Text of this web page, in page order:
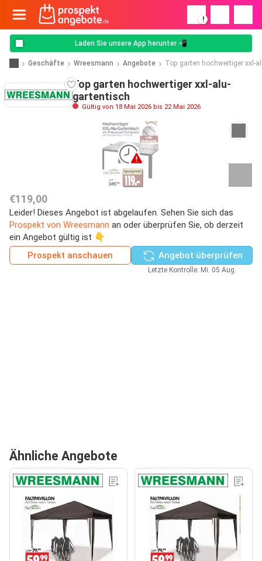
!
Laden Sie unsere App herunter 📲
Geschäfte Wreesmann Angebote Top garten hochwertiger xxl-
Top garten hochwertiger xxl-alu-
gartentisch
Gültig von 18 Mai 2026 bis 22 Mai 2026
€119,00
Leider! Dieses Angebot ist abgelaufen. Sehen Sie sich das
Prospekt von Wreesmann an oder überprüfen Sie, ob derzeit
ein Angebot gültig ist 👇
Prospekt anschauen
Angebot überprüfen
Letzte Kontrolle: Mi. 05 Aug.
Ähnliche Angebote